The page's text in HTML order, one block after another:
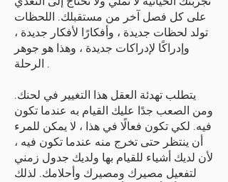
على كل فصل آخر من مستقبلك. اللحظات
تولد لحظات جديدة ، وأفكارًا لأفكار جديدة ،
وإدراكًا لإدراكات جديدة ، وهذا هو جوهر
الرحلة .
يتطلب تهدئة العقل هذا التغيير في لحنك.
ومن الصعب جدًا عليك القيام به عندما تكون
فيه. لكي تكون فعالًا في هذا ، لا يمكن للمرء
أن ينتظر حتى تخرج منه عندما تكون فيه ،
لأن لديك أشياء للقيام بها ولديك جدول زمني
لتفعيل مصيرك ومصيرك وأحلامك. لذلك